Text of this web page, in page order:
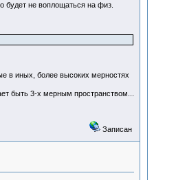
будет не воплощаться на физ.
в иных, более высоких мерностях
быть 3-х мерным пространством...
Записан